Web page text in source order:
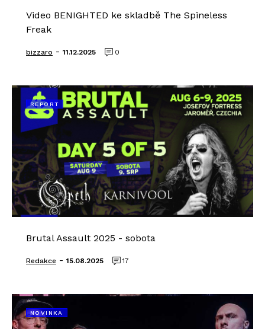
Video BENIGHTED ke skladbě The Spineless
Freak
bizzaro - 11.12.2025 0
REPORT
Brutal Assault 2025 - sobota
Redakce - 15.08.2025 17
NOVINKA